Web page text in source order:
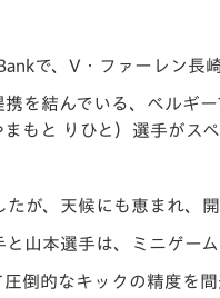
V-EXPRESS（ユニフ
で、V・ファーレン長
を結んでいる、ベルギ
もと りひと）選手がス
が、天候にも恵まれ、
山本選手は、ミニゲー
倒的なキックの精度を間